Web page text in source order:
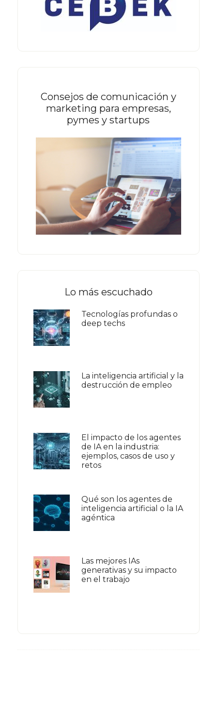
Consejos de comunicación y
marketing para empresas,
pymes y startups
Lo más escuchado
Tecnologías profundas o
deep techs
La inteligencia artificial y la
destrucción de empleo
El impacto de los agentes
de IA en la industria:
ejemplos, casos de uso y
retos
Qué son los agentes de
inteligencia artificial o la IA
agéntica
Las mejores IAs
generativas y su impacto
en el trabajo